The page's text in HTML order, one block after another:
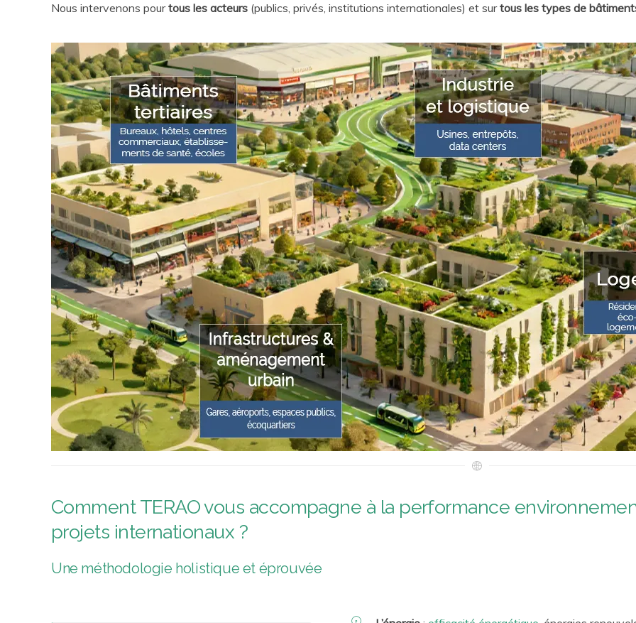
Nous intervenons pourtous les acteurs (publics, privés, institutions internationales) et surtous les types de
Comment TERAO vous accompagne à la performance
projets internationaux ?
Une méthodologie holistique et éprouvée